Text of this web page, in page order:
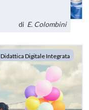
di E. Colombini
Didattica Digitale Integrata